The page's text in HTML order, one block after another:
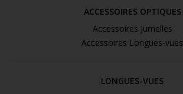
ACCESSOIRES OPTIQUES
Accessoires Jumelles
Accessoires Longues-vues
LONGUES-VUES